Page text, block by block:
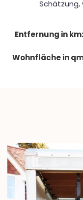
Schätzung,
Entfernung in km:
Wohnfläche in